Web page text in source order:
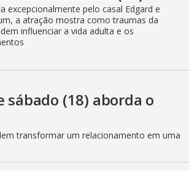
excepcionalmente pelo casal Edgard e
a atração mostra como traumas da
influenciar a vida adulta e os
sábado (18) aborda o
transformar um relacionamento em uma